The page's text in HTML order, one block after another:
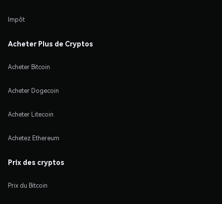
Impôt
Acheter Plus de Cryptos
Acheter Bitcoin
Acheter Dogecoin
Acheter Litecoin
Achetez Ethereum
Prix des cryptos
Prix du Bitcoin